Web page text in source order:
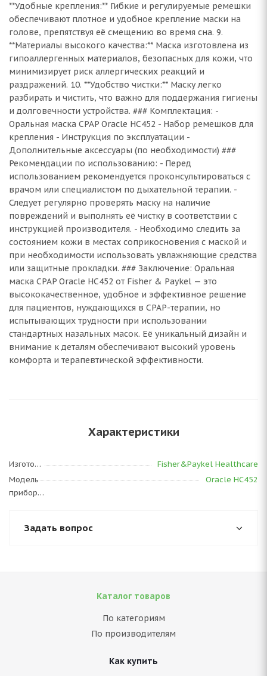
**Удобные крепления:** Гибкие и регулируемые ремешки
обеспечивают плотное и удобное крепление маски на
голове, препятствуя её смещению во время сна. 9.
**Материалы высокого качества:** Маска изготовлена из
гипоаллергенных материалов, безопасных для кожи, что
минимизирует риск аллергических реакций и
раздражений. 10. **Удобство чистки:** Маску легко
разбирать и чистить, что важно для поддержания гигиены
и долговечности устройства. ### Комплектация: -
Оральная маска CPAP Oracle HC452 - Набор ремешков для
крепления - Инструкция по эксплуатации -
Дополнительные аксессуары (по необходимости) ###
Рекомендации по использованию: - Перед
использованием рекомендуется проконсультироваться с
врачом или специалистом по дыхательной терапии. -
Следует регулярно проверять маску на наличие
повреждений и выполнять её чистку в соответствии с
инструкцией производителя. - Необходимо следить за
состоянием кожи в местах соприкосновения с маской и
при необходимости использовать увлажняющие средства
или защитные прокладки. ### Заключение: Оральная
маска CPAP Oracle HC452 от Fisher & Paykel — это
высококачественное, удобное и эффективное решение
для пациентов, нуждающихся в CPAP-терапии, но
испытывающих трудности при использовании
стандартных назальных масок. Её уникальный дизайн и
внимание к деталям обеспечивают высокий уровень
комфорта и терапевтической эффективности.
Характеристики
Изготовитель
Fisher&Paykel Healthcare
Модель
прибора
Oracle HC452
Задать вопрос
Каталог товаров
По категориям
По производителям
Как купить